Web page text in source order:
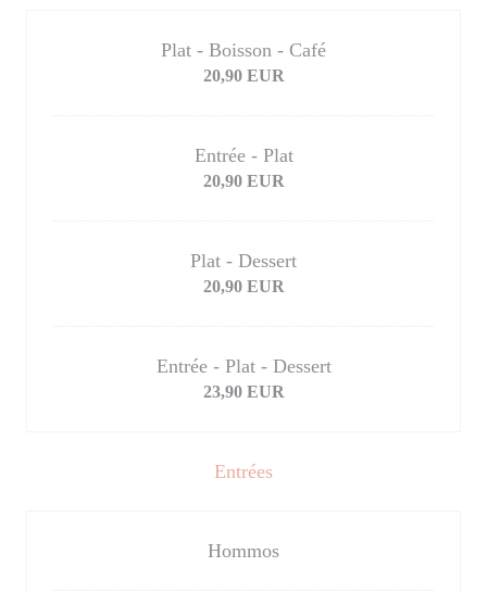
Plat - Boisson - Café
20,90 EUR
Entrée - Plat
20,90 EUR
Plat - Dessert
20,90 EUR
Entrée - Plat - Dessert
23,90 EUR
Entrées
Hommos